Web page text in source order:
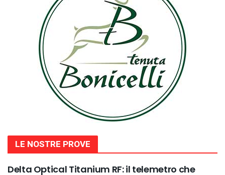
LE NOSTRE PROVE
Delta Optical Titanium RF: il telemetro che